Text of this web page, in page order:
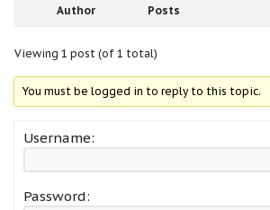
Author Posts
Viewing 1 post (of 1 total)
You must be logged in to reply to this topic.
Username:
Password: